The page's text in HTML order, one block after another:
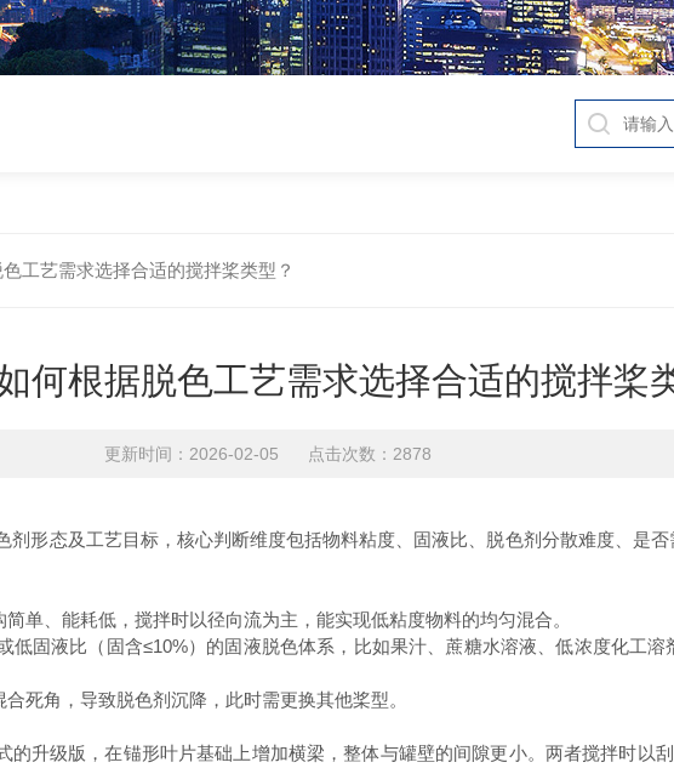
工艺需求选择合适的搅拌桨类型？
何根据脱色工艺需求选择合适的搅拌桨
更新时间：2026-02-05 点击次数：2878
形态及工艺目标，核心判断维度包括物料粘度、固液比、脱色剂分散难度、是
单、能耗低，搅拌时以径向流为主，能实现低粘度物料的均匀混合。
固液比（固含≤10%）的固液脱色体系，比如果汁、蔗糖水溶液、低浓度化工
死角，导致脱色剂沉降，此时需更换其他桨型。
升级版，在锚形叶片基础上增加横梁，整体与罐壁的间隙更小。两者搅拌时以